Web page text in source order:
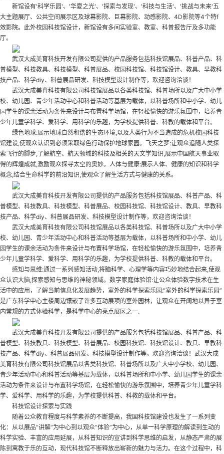
新馆设有'科学乐园'、'华夏之光'、'探索与发现'、'科技与生活'、'挑战与未来'五
大主题展厅、公共空间展示区及球幕影院、巨幕影院、动感影院、4D影院等4个特f
效影院。此外校园科技馆设计，新馆设有多间实验室、教室、科普报告厅及多功能
厅。
武汉大成美育科技开发有限公司提供的产品服务包括科技馆展品、科普产品、科
普模型、科技教具、科技模型、科普展品、校园科技馆、科技馆设计、教具、早教科
技产品、科学diy、科普展品研发、科技模型设计制作等，欢迎咨询洽谈！
武汉大成美育科技有限公司科技馆展品以各类科技馆、科普场所以及广大中小学
校、幼儿园、青少年活动中心和科普活动等基层为载体，以科普场所和中小学、幼儿
园学生的课余活动为条件来设计与布置科学场馆，在轻松愉快的游乐氛围中，培养青
少年儿童学科学、爱科学、用科学的乐趣，为学校提供科普、科教的载体和平台。
绿色地球:展示地球自然和谐的生态环境,以及人类行为不当造成的危机校园科技
馆建设,使观众认识到必须采取绿色行动保护地球家园。飞天之梦:让观众追随人类探
索飞行的脚步,了解航空、航天领域的科技及相关的天文学知识,展示中国航天事业取
得的辉煌成就,激励观众探寻太空的奥妙。人体与健康:展示人体、健康的知识和科学
概念,结合生命科学的前沿知识,使观众了解生活方式与健康的关系。
武汉大成美育科技开发有限公司提供的产品服务包括科技馆展品、科普产品、科
普模型、科技教具、科技模型、科普展品、校园科技馆、科技馆设计、教具、早教科
技产品、科学diy、科普展品研发、科技模型设计制作等，欢迎咨询洽谈！
武汉大成美育科技有限公司科技馆展品以各类科技馆、科普场所以及广大中小学
校、幼儿园、青少年活动中心和科普活动等基层为载体，以科普场所和中小学、幼儿
园学生的课余活动为条件来设计与布置科学场馆，在轻松愉快的游乐氛围中，培养青
少年儿童学科学、爱科学、用科学的乐趣，为学校提供科普、科教的载体和平台。
感知与思维:通过一系列感知活动,将脑科学、心理学等内容巧妙地结合起来,使观
众认识大脑,探索感知与思维的神秘领域。数字家庭体验馆:让公众体验数字技术在生
活中的应用，了解当前信息化发展趋势，室外的科学探索乐园:“室外的科学探索乐园”
是广东科学中心主楼周边镶嵌了许多互动展项的室外园林，让观众在开阔地以异于室
内常规的方式体验科学，是科学中心的亮点展区之一.
武汉大成美育科技开发有限公司提供的产品服务包括科技馆展品、科普产品、科
普模型、科技教具、科技模型、科普展品、校园科技馆、科技馆设计、教具、早教科
技产品、科学diy、科普展品研发、科技模型设计制作等，欢迎咨询洽谈！武汉大成
美育科技有限公司科技馆展品以各类科技馆、科普场所以及广大中小学校、幼儿园、
青少年活动中心和科普活动等基层为载体，以科普场所和中小学、幼儿园学生的课余
活动为条件来设计与布置科学场馆，在轻松愉快的游乐氛围中，培养青少年儿童学科
学、爱科学、用科学的乐趣，为学校提供科普、科教的载体和平台。
科技馆设计探索与实践
随着公众教育程度与科学素养的不断提高，我国科技馆建设也发生了一系列变
化：从以展品“讲解”为中心到以观众“体验”为中心，从单一科学原理的解读到生动的
科学实验、丰富的应用延展，从科普知识的宣讲到科学思维的启发，从静态严肃的展
陈到寓教于乐的互动，现代科技馆不断释放出崭新的魅力与活力。在这个过程中，科